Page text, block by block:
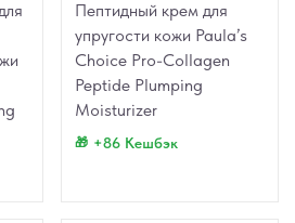
Пептидный крем для
упругости кожи Paula’s
Choice Pro-Collagen
Peptide Plumping
Moisturizer
+86 Кешбэк